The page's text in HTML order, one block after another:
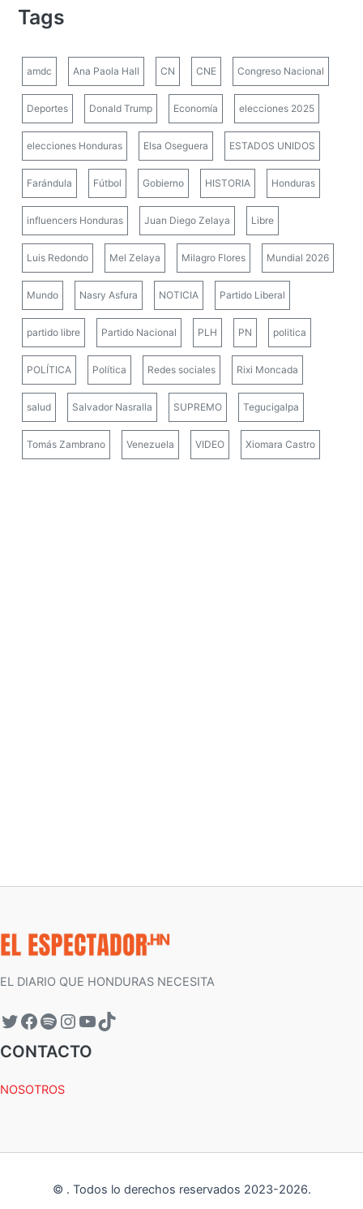
Tags
amdc Ana Paola Hall CN CNE Congreso Nacional
Deportes Donald Trump Economía elecciones 2025
elecciones Honduras Elsa Oseguera ESTADOS UNIDOS
Farándula Fútbol Gobierno HISTORIA Honduras
influencers Honduras Juan Diego Zelaya Libre
Luis Redondo Mel Zelaya Milagro Flores Mundial 2026
Mundo Nasry Asfura NOTICIA Partido Liberal
partido libre Partido Nacional PLH PN politica
POLÍTICA Política Redes sociales Rixi Moncada
salud Salvador Nasralla SUPREMO Tegucigalpa
Tomás Zambrano Venezuela VIDEO Xiomara Castro
EL DIARIO QUE HONDURAS NECESITA
CONTACTO
NOSOTROS
© . Todos lo derechos reservados 2023-2026.